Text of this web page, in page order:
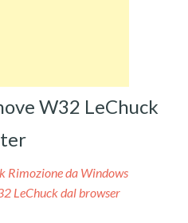
W32 LeChuck
Rimozione da Windows
LeChuck dal browser